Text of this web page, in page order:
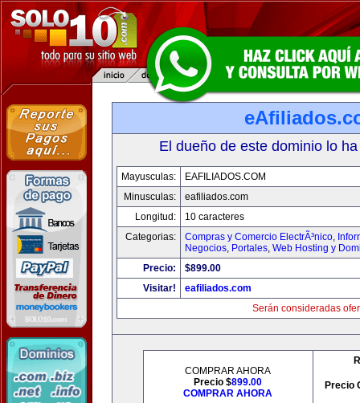
El dueño de este dominio lo
Mayusculas:
EAFILIADOS.COM
Minusculas:
eafiliados.com
Longitud:
10 caracteres
Categorias:
Compras y Comercio ElectrÃ³nico,
Negocios, Portales, Web Hosting y
Precio:
$899.00
Visitar!
eafiliados.com
Serán consideradas
COMPRAR AHORA
Precio $899.00
COMPRAR AHORA
Precio